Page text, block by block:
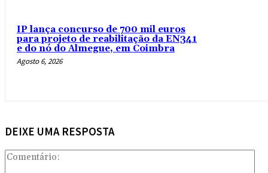
IP lança concurso de 700 mil euros
para projeto de reabilitação da EN341
e do nó do Almegue, em Coimbra
Agosto 6, 2026
DEIXE UMA RESPOSTA